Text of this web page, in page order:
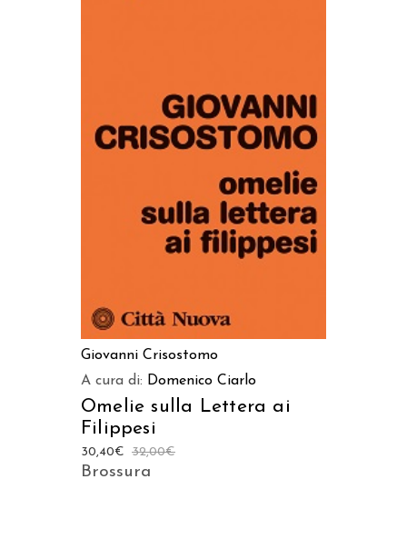
AGGIUNGI AL CARRELLO
Giovanni Crisostomo
A cura di: Domenico Ciarlo
Omelie sulla Lettera ai
Filippesi
32,00€
30,40€
Brossura